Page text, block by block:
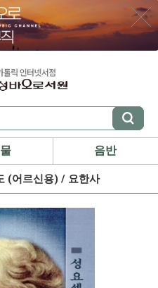
음반
(어르신용) / 요한사